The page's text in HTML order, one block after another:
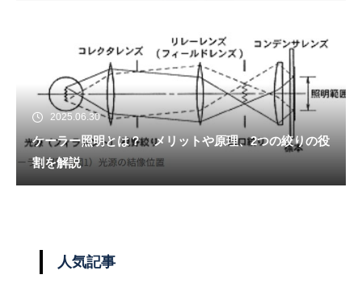
2025.06.30
ケーラー照明とは？ メリットや原理、2つの絞りの役
割を解説
人気記事